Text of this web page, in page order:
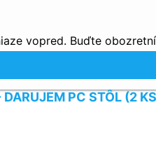
vopred. Buďte
PC STÔL (2